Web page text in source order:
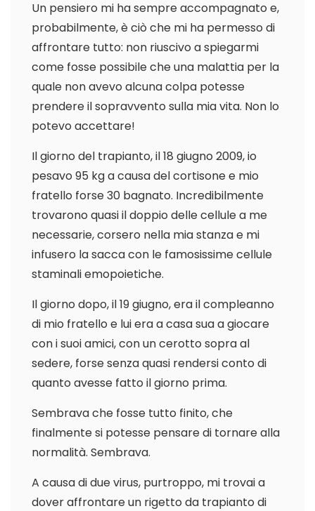
Un pensiero mi ha sempre accompagnato e,
probabilmente, è ciò che mi ha permesso di
affrontare tutto: non riuscivo a spiegarmi
come fosse possibile che una malattia per la
quale non avevo alcuna colpa potesse
prendere il sopravvento sulla mia vita. Non lo
potevo accettare!
Il giorno del trapianto, il 18 giugno 2009, io
pesavo 95 kg a causa del cortisone e mio
fratello forse 30 bagnato. Incredibilmente
trovarono quasi il doppio delle cellule a me
necessarie, corsero nella mia stanza e mi
infusero la sacca con le famosissime cellule
staminali emopoietiche.
Il giorno dopo, il 19 giugno, era il compleanno
di mio fratello e lui era a casa sua a giocare
con i suoi amici, con un cerotto sopra al
sedere, forse senza quasi rendersi conto di
quanto avesse fatto il giorno prima.
Sembrava che fosse tutto finito, che
finalmente si potesse pensare di tornare alla
normalità. Sembrava.
A causa di due virus, purtroppo, mi trovai a
dover affrontare un rigetto da trapianto di